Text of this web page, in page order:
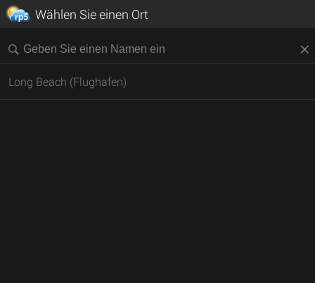
Wählen Sie einen Ort
Long Beach (Flughafen)